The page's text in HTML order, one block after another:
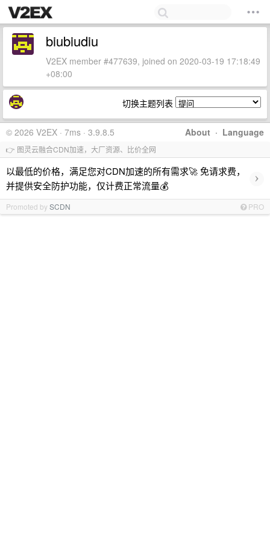
biubiudiu
V2EX member #477639, joined on 2020-03-19 17:18:49
+08:00
切换主题列表
About · Language
© 2026 V2EX · 7ms · 3.9.8.5
👉 图灵云融合CDN加速，大厂资源、比价全网
以最低的价格，满足您对CDN加速的所有需求🚀 免请求费，
并提供安全防护功能，仅计费正常流量💰
›
Promoted bySCDN PRO